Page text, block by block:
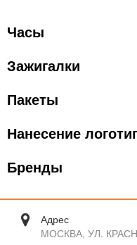
Часы
Зажигалки
Пакеты
Нанесение
Бренды
Адрес
МОСКВА, УЛ.